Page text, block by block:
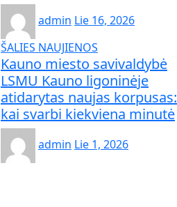
admin Lie 16, 2026
ŠALIES NAUJIENOS
Kauno miesto savivaldybė
LSMU Kauno ligoninėje
atidarytas naujas korpusas:
kai svarbi kiekviena minutė
admin Lie 1, 2026